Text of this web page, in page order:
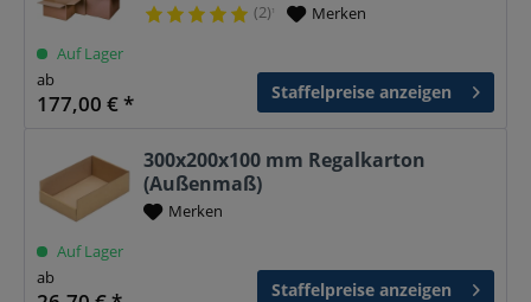
(2)¹ Merken
Auf Lager
ab
177,00 € * Staffelpreise anzeigen
300x200x100 mm Regalkarton
(Außenmaß)
Merken
Auf Lager
ab
Staffelpreise anzeigen